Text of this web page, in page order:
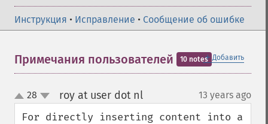
Инструкция • Исправление • Сообщение об ошибке
＋Добавить
Примечания пользователей 10 notes
up
down
28 roy at user dot nl¶ 13 years ago
For directly inserting content into a